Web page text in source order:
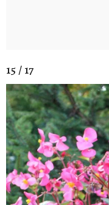
15 / 17